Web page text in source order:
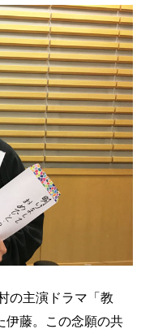
の主演ドラマ「教
伊藤。この念願の共